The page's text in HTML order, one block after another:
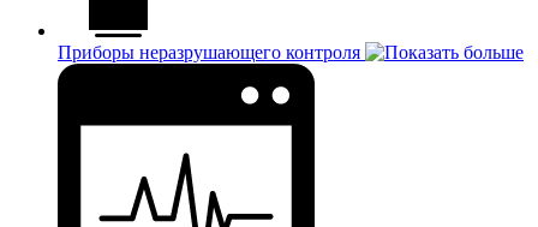
Приборы неразрушающего контроля